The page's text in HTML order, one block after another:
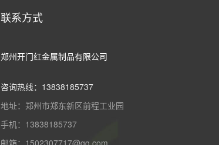
联系方式
郑州开门红金属制品有限公司
咨询热线：13838185737
地址：郑州市郑东新区前程工业园
手机：13838185737
邮箱：1502307717@qq.com